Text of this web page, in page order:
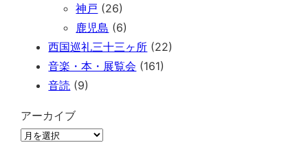
神戸 (26)
鹿児島 (6)
西国巡礼三十三ヶ所 (22)
音楽・本・展覧会 (161)
音読 (9)
アーカイブ